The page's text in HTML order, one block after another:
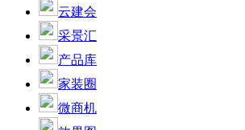
云建会
采景汇
产品库
家装圈
微商机